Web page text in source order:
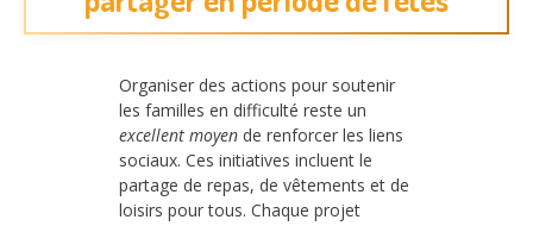
Organiser des actions pour soutenir
les familles en difficulté reste un
excellent moyen de renforcer les liens
sociaux. Ces initiatives incluent le
partage de repas, de vêtements et de
loisirs pour tous. Chaque projet